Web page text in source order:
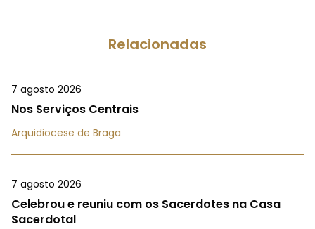
Relacionadas
7 agosto 2026
Nos Serviços Centrais
Arquidiocese de Braga
7 agosto 2026
Celebrou e reuniu com os Sacerdotes na Casa
Sacerdotal